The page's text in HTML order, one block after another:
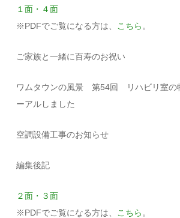
１面・４面
※PDFでご覧になる方は、
こちら 。
ご家族と一緒に百寿のお祝い
ワムタウンの風景 第54回 リハビリ室の
ーアルしました
空調設備工事のお知らせ
編集後記
２面・３面
※PDFでご覧になる方は、
こちら 。